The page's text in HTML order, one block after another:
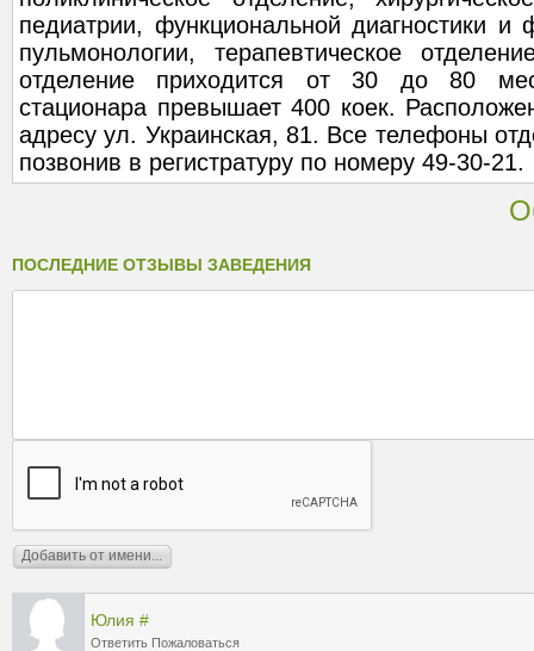
педиатрии, функциональной диагностики и
пульмонологии, терапевтическое
отделение приходится от 30 до 80
стационара превышает 400 коек.
адресу ул. Украинская, 81. Все телефоны
позвонив в регистратуру по номеру 49-30-21.
ПОСЛЕДНИЕ ОТЗЫВЫ ЗАВЕДЕНИЯ
Юлия #
Ответить Пожаловаться